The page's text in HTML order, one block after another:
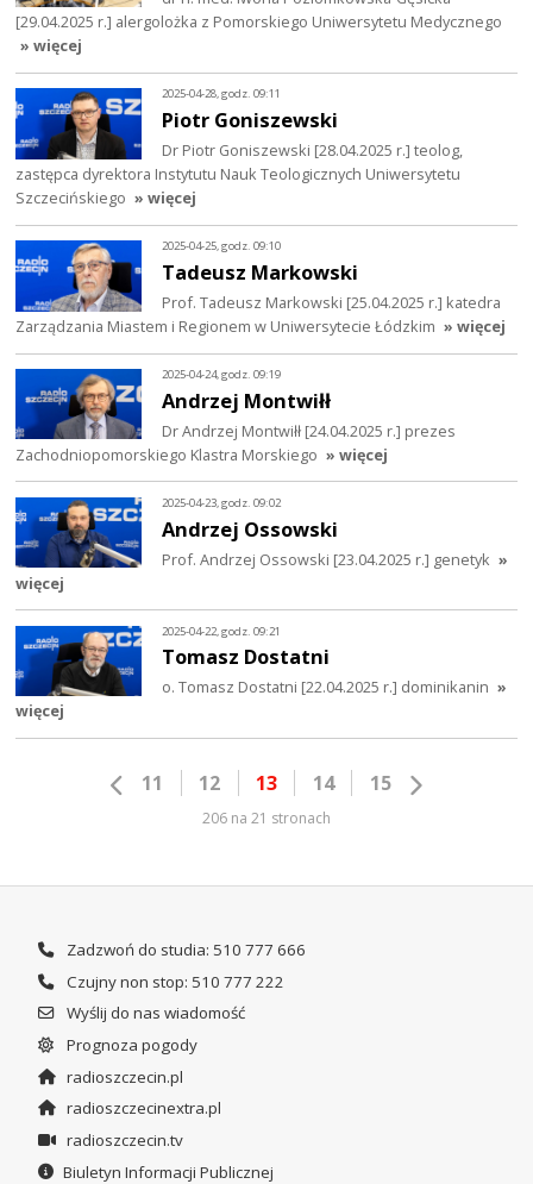
[29.04.2025 r.] alergolożka z Pomorskiego Uniwersytetu Medycznego
» więcej
2025-04-28, godz. 09:11
Piotr Goniszewski
Dr Piotr Goniszewski [28.04.2025 r.] teolog,
zastępca dyrektora Instytutu Nauk Teologicznych Uniwersytetu
Szczecińskiego » więcej
2025-04-25, godz. 09:10
Tadeusz Markowski
Prof. Tadeusz Markowski [25.04.2025 r.] katedra
Zarządzania Miastem i Regionem w Uniwersytecie Łódzkim » więcej
2025-04-24, godz. 09:19
Andrzej Montwiłł
Dr Andrzej Montwiłł [24.04.2025 r.] prezes
Zachodniopomorskiego Klastra Morskiego » więcej
2025-04-23, godz. 09:02
Andrzej Ossowski
Prof. Andrzej Ossowski [23.04.2025 r.] genetyk »
więcej
2025-04-22, godz. 09:21
Tomasz Dostatni
o. Tomasz Dostatni [22.04.2025 r.] dominikanin »
więcej
11 12 13 14 15
206 na 21 stronach
Zadzwoń do studia: 510 777 666
Czujny non stop: 510 777 222
Wyślij do nas wiadomość
Prognoza pogody
radioszczecin.pl
radioszczecinextra.pl
radioszczecin.tv
Biuletyn Informacji Publicznej